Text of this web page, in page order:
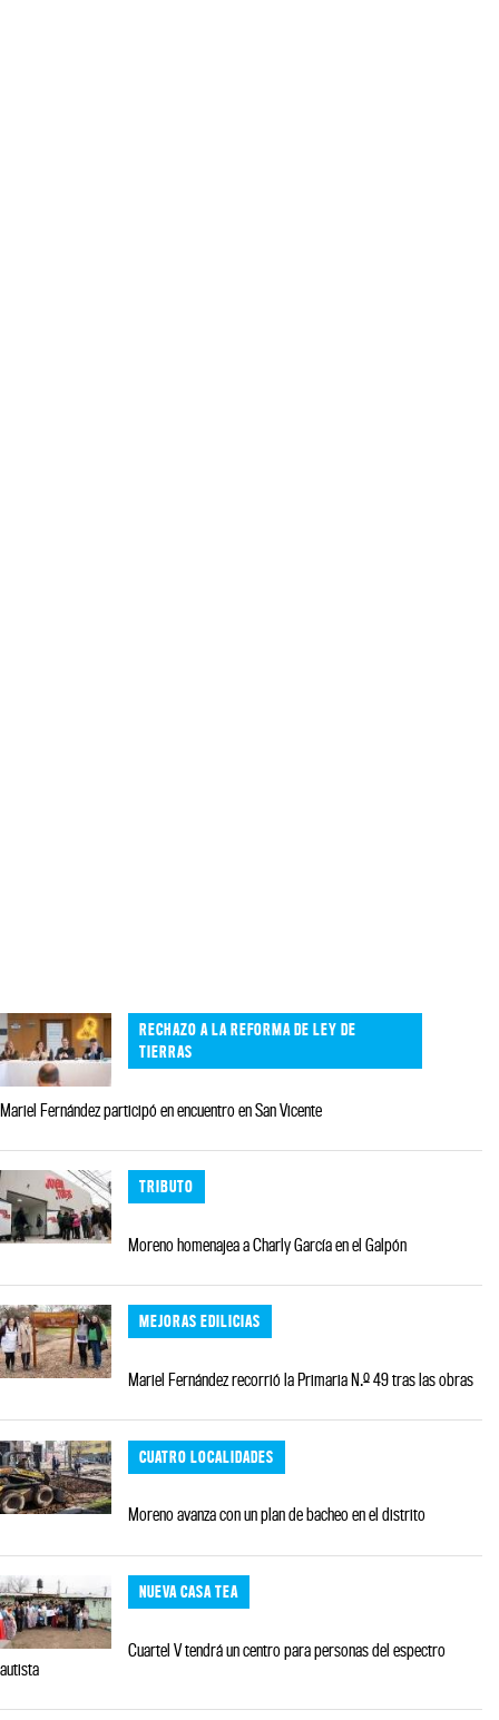
RECHAZO A LA REFORMA DE LEY DE
TIERRAS
Mariel Fernández participó en encuentro en San Vicente
TRIBUTO
Moreno homenajea a Charly García en el Galpón
MEJORAS EDILICIAS
Mariel Fernández recorrió la Primaria N.º 49 tras las obras
CUATRO LOCALIDADES
Moreno avanza con un plan de bacheo en el distrito
NUEVA CASA TEA
Cuartel V tendrá un centro para personas del espectro
autista